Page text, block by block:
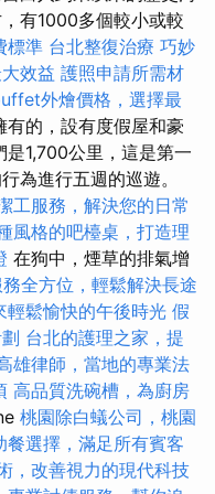
有1000多個較小或較
標準 台北整復治療 巧妙
效益 護照申請所需材
外燴價格，選擇最
有的，設有度假屋和豪
1,700公里，這是第一
為進行五週的巡遊。
工服務，解決您的日常
風格的吧檯桌，打造理
在狗中，煙草的排氣增
全方位，輕鬆解決長途
輕鬆愉快的午後時光 假
台北的護理之家，提
雄律師，當地的專業法
高品質洗碗槽，為廚房
桃園除白蟻公司，桃園
餐選擇，滿足所有賓客
，改善視力的現代科技